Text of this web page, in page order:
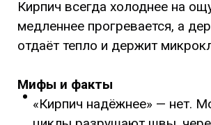
Кирпич всегда холоднее на
медленнее прогревается, а
отдаёт тепло и держит
Мифы и факты
«Кирпич надёжнее» — нет.